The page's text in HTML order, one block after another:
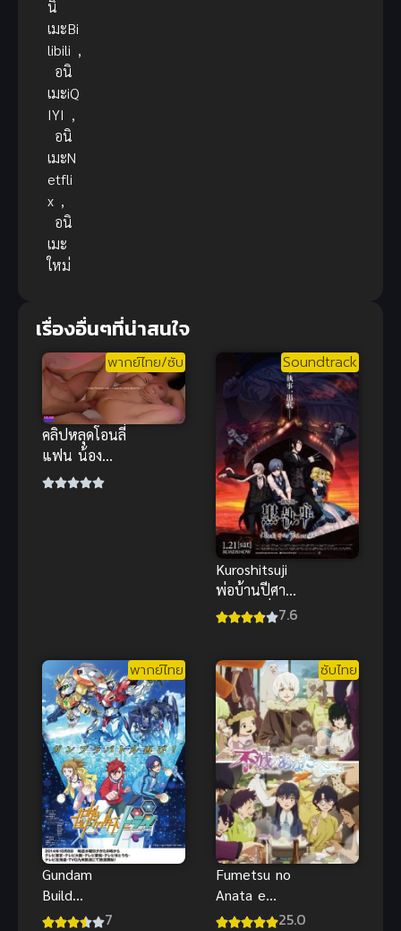
นิ
เมะBi
libili ,
อนิ
เมะiQ
IYI ,
อนิ
เมะN
etfli
x ,
อนิ
เมะ
ใหม่
เรื่องอื่นๆที่น่าสนใจ
พากย์ไทย/ซับ
คลิปหลุดโอนลี่
แฟน น้อง
เหมียว คอส
Soundtrack
Kuroshitsuji
พ่อบ้านปีศาจ
เดอะมูฟวี่ 7.6
พากย์ไทย
Gundam
Build
Fighters Try
7
ซับไทย
Fumetsu no
Anata e
Season 3 ซับ25.0